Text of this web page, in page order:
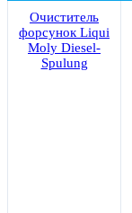
Очиститель
форсунок Liqui
Moly Diesel-
Spulung